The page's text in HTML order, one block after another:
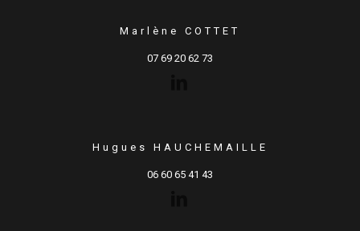
Marlène COTTET
07 69 20 62 73
Hugues HAUCHEMAILLE
06 60 65 41 43